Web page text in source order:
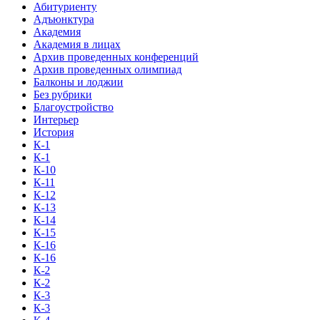
Абитуриенту
Адъюнктура
Академия
Академия в лицах
Архив проведенных конференций
Архив проведенных олимпиад
Балконы и лоджии
Без рубрики
Благоустройство
Интерьер
История
К-1
К-1
К-10
К-11
К-12
К-13
К-14
К-15
К-16
К-16
К-2
К-2
К-3
К-3